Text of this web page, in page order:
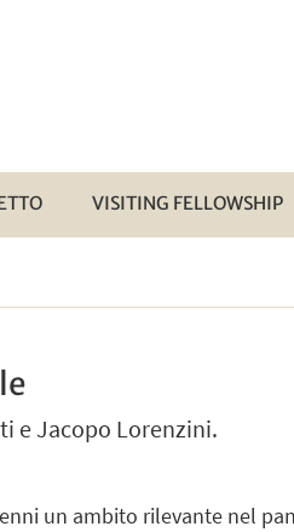
VISITING FELLOWSHIP
e Jacopo Lorenzini.
un ambito rilevante nel